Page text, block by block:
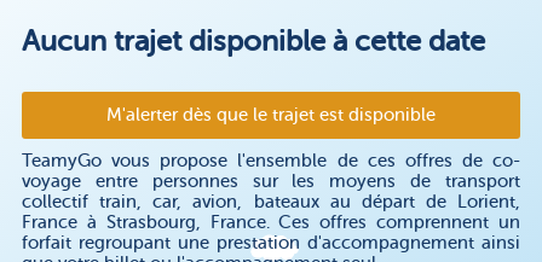
Aucun trajet disponible à cette date
M'alerter dès que le trajet est disponible
TeamyGo vous propose l'ensemble de ces offres de co-
voyage entre personnes sur les moyens de transport
collectif train, car, avion, bateaux au départ de Lorient,
France à Strasbourg, France. Ces offres comprennent un
forfait regroupant une prestation d'accompagnement ainsi